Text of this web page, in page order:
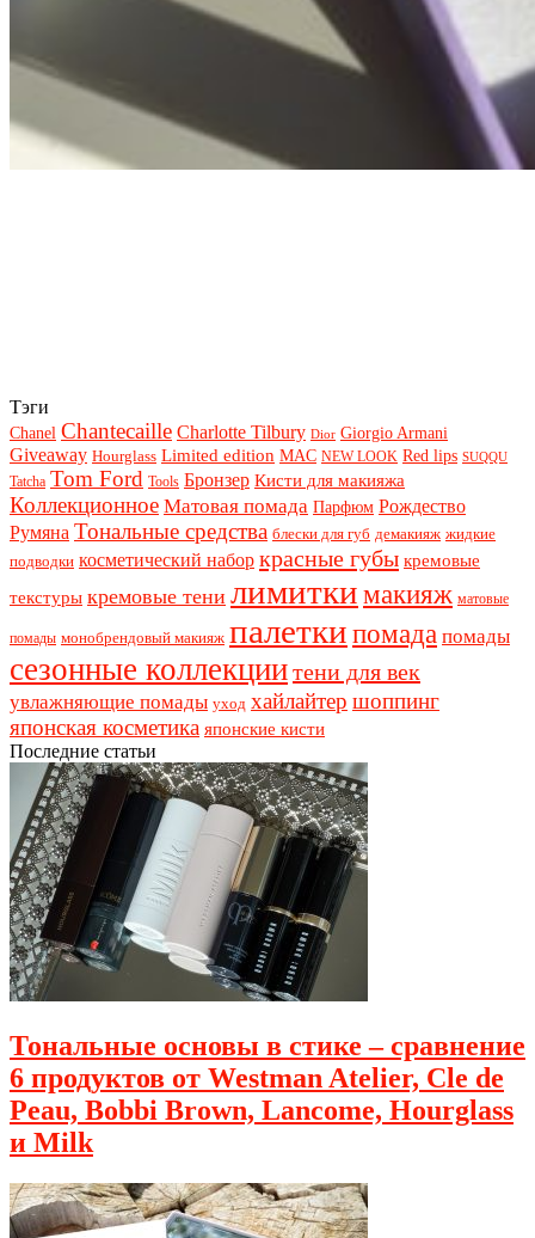
Тэги
Chanel Chantecaille Charlotte Tilbury Dior Giorgio Armani
Giveaway Hourglass Limited edition MAC NEW LOOK Red lips SUQQU
Tatcha Tom Ford Tools Бронзер Кисти для макияжа
Коллекционное Матовая помада Парфюм Рождество
Румяна Тональные средства блески для губ демакияж жидкие
подводки косметический набор красные губы кремовые
текстуры кремовые тени лимиткимакияж матовые
помады монобрендовый макияж палеткипомада помады
сезонные коллекциитени для век
увлажняющие помады уход хайлайтер шоппинг
японская косметика японские кисти
Последние статьи
Тональные основы в стике – сравнение
6 продуктов от Westman Atelier, Cle de
Peau, Bobbi Brown, Lancome, Hourglass
и Milk